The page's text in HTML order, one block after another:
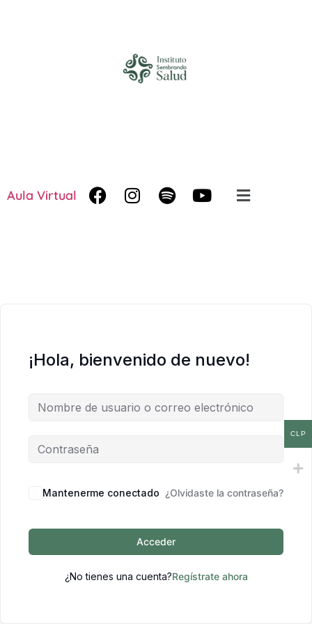
Aula Virtual
¡Hola, bienvenido de nuevo!
Mantenerme conectado ¿Olvidaste la contraseña?
Acceder
¿No tienes una cuenta?Regístrate ahora
CLP